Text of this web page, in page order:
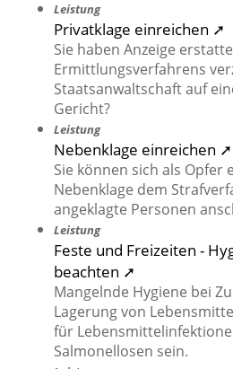
Leistung
Privatklage einreichen ➚
Sie haben Anzeige
Ermittlungsverfahrens
Staatsanwaltschaft auf
Gericht?
Leistung
Nebenklage einreichen ➚
Sie können sich als
Nebenklage dem
angeklagte Personen
Leistung
Feste und Freizeiten -
beachten ➚
Mangelnde Hygiene bei
Lagerung von
für
Salmonellosen sein.